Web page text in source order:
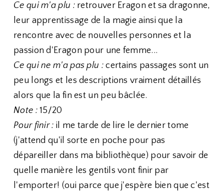
Ce qui m'a plu :retrouver Eragon et sa dragonne,
leur apprentissage de la magie ainsi que la
rencontre avec de nouvelles personnes et la
passion d'Eragon pour une femme...
Ce qui ne m'a pas plu :certains passages sont un
peu longs et les descriptions vraiment détaillés
alors que la fin est un peu bâclée.
Note :15/20
Pour finir : il me tarde de lire le dernier tome
(j'attend qu'il sorte en poche pour pas
dépareiller dans ma bibliothèque) pour savoir de
quelle manière les gentils vont finir par
l'emporter! (oui parce que j'espère bien que c'est